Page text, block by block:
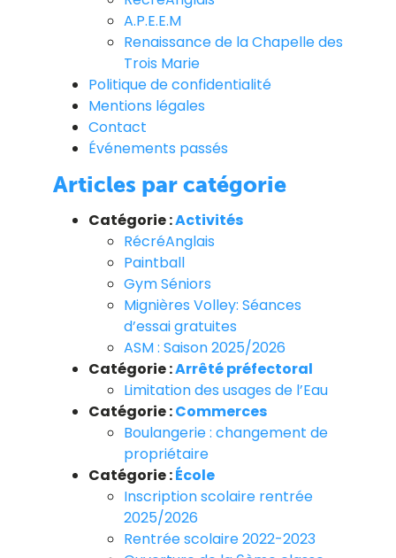
A.P.E.E.M
Renaissance de la Chapelle des
Trois Marie
Politique de confidentialité
Mentions légales
Contact
Événements passés
Articles par catégorie
Catégorie :Activités
RécréAnglais
Paintball
Gym Séniors
Mignières Volley: Séances
d’essai gratuites
ASM : Saison 2025/2026
Catégorie :Arrêté préfectoral
Limitation des usages de l’Eau
Catégorie :Commerces
Boulangerie : changement de
propriétaire
Catégorie :École
Inscription scolaire rentrée
2025/2026
Rentrée scolaire 2022-2023